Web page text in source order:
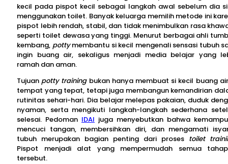
kecil pada pispot kecil sebagai langkah awal sebelum dia
menggunakan toilet. Banyak keluarga memilih metode ini
pispot lebih rendah, stabil, dan tidak menimbulkan rasa
seperti toilet dewasa yang tinggi. Menurut berbagai ahli
kembang, pottymembantu si kecil mengenali sensasi tubuh
ingin buang air, sekaligus menjadi media belajar yang
ramah dan aman.
Tujuanpotty trainingbukan hanya membuat si kecil buang
tempat yang tepat, tetapi juga membangun kemandirian
rutinitas sehari-hari. Dia belajar melepas pakaian, duduk
nyaman, serta mengikuti langkah-langkah sederhana
selesai. Pedoman IDAI juga menyebutkan bahwa
mencuci tangan, membersihkan diri, dan mengamati
tubuh merupakan bagian penting dari proses toilet
Pispot menjadi alat yang mempermudah semua
tersebut.